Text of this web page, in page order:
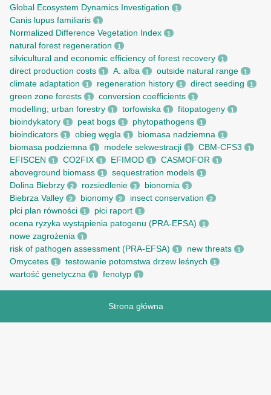
Global Ecosystem Dynamics Investigation 1
Canis lupus familiaris 1
Normalized Difference Vegetation Index 1
natural forest regeneration 1
silvicultural and economic efficiency of forest recovery 1
direct production costs 1 A. alba 1 outside natural range 1
climate adaptation 1 regeneration history 1 direct seeding 1
green zone forests 1 conversion coefficients 1
modelling; urban forestry 1 torfowiska 1 fitopatogeny 1
bioindykatory 1 peat bogs 1 phytopathogens 1
bioindicators 1 obieg węgla 1 biomasa nadziemna 1
biomasa podziemna 1 modele sekwestracji 1 CBM-CFS3 1
EFISCEN 1 CO2FIX 1 EFIMOD 1 CASMOFOR 1
aboveground biomass 1 sequestration models 1
Dolina Biebrzy 2 rozsiedlenie 3 bionomia 3
Biebrza Valley 2 bionomy 2 insect conservation 2
płci plan równości 1 płci raport 1
ocena ryzyka wystąpienia patogenu (PRA-EFSA) 1
nowe zagrożenia 1
risk of pathogen assessment (PRA-EFSA) 1 new threats 1
Omycetes 1 testowanie potomstwa drzew leśnych 1
wartość genetyczna 1 fenotyp 1
Strona główna